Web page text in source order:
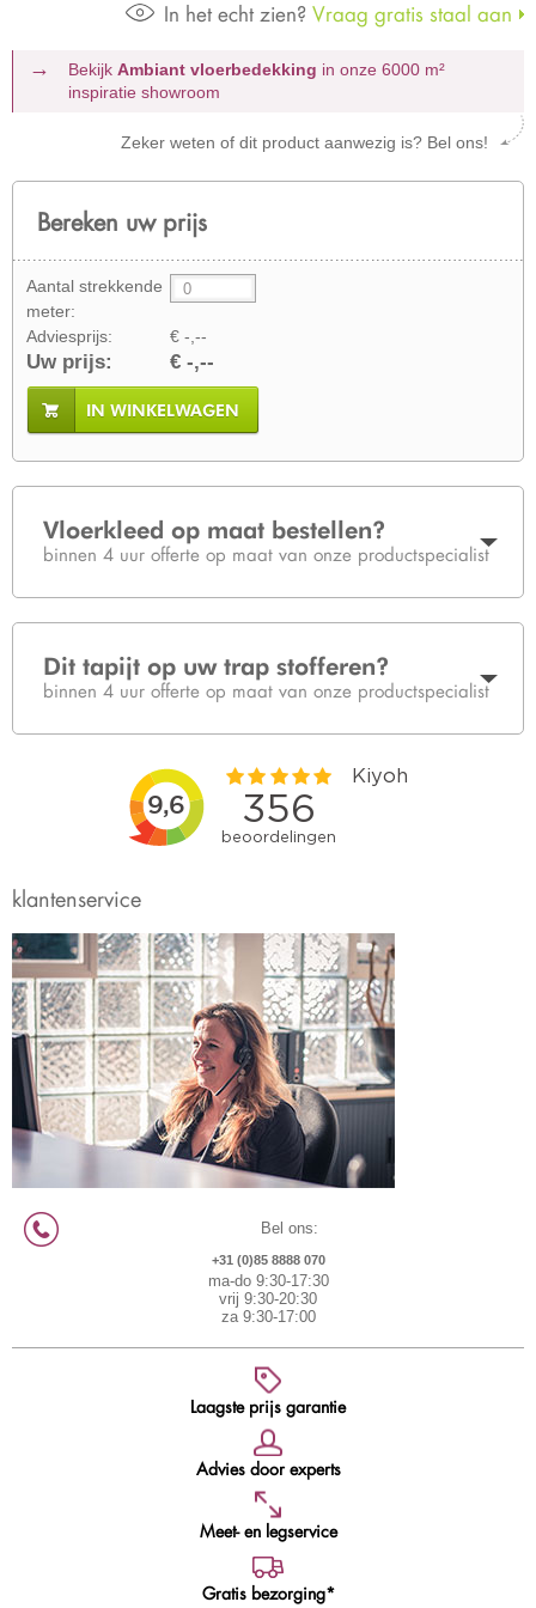
In het echt zien? Vraag gratis staal aan
Bekijk Ambiant vloerbedekking in onze 6000 m²
inspiratie showroom
Zeker weten of dit product aanwezig is? Bel ons!
Bereken uw prijs
Aantal strekkende
meter:
Adviesprijs:
€ -,--
Uw prijs: € -,--
IN WINKELWAGEN
Vloerkleed op maat bestellen?
binnen 4 uur offerte op maat van onze productspecialist
Dit tapijt op uw trap stofferen?
binnen 4 uur offerte op maat van onze productspecialist
klantenservice
Bel ons:
+31 (0)85 8888 070
ma-do 9:30-17:30
vrij 9:30-20:30
za 9:30-17:00
Laagste prijs garantie
Advies door experts
Meet- en legservice
Gratis bezorging*